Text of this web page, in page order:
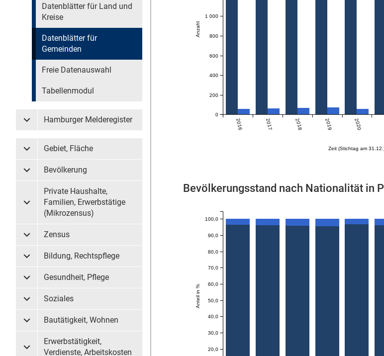
Untermenü überspringen
Datenblätter für Land und
Kreise
Datenblätter für
Gemeinden
Freie Datenauswahl
Tabellenmodul
Untermenü Hamburger Melderegister
Hamburger Melderegister
Untermenü Gebiet, Fläche
Gebiet, Fläche
Untermenü Bevölkerung
Bevölkerung
Untermenü Private Haushalte, Familien, Erwerbstätige (Mikrozensus)
Private Haushalte,
Familien, Erwerbstätige
(Mikrozensus)
Untermenü Zensus
Zensus
Untermenü Bildung, Rechtspflege
Bildung, Rechtspflege
Untermenü Gesundheit, Pflege
Gesundheit, Pflege
Untermenü Soziales
Soziales
Untermenü Bautätigkeit, Wohnen
Bautätigkeit, Wohnen
Untermenü Erwerbstätigkeit, Verdienste, Arbeitskosten
Erwerbstätigkeit,
Verdienste, Arbeitskosten
Zeit (Stichtag am
2016 2017 2018 2019 2020
Anzahl
0
200
400
600
800
1 000
Bevölkerungsstand nach Nationalität in
Anteil in %
20,0
30,0
40,0
50,0
60,0
70,0
80,0
90,0
100,0